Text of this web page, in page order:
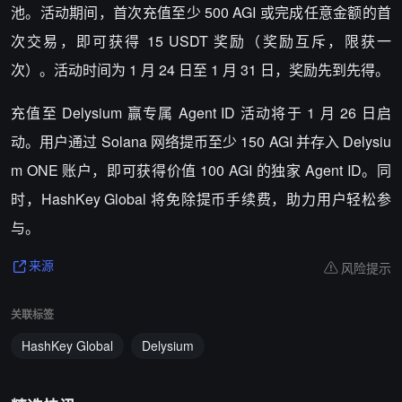
池。活动期间，首次充值至少 500 AGI 或完成任意金额的首
次交易，即可获得 15 USDT 奖励（奖励互斥，限获一
次）。活动时间为 1 月 24 日至 1 月 31 日，奖励先到先得。
充值至 Delysium 赢专属 Agent ID 活动将于 1 月 26 日启
动。用户通过 Solana 网络提币至少 150 AGI 并存入 Delysiu
m ONE 账户，即可获得价值 100 AGI 的独家 Agent ID。同
时，HashKey Global 将免除提币手续费，助力用户轻松参
与。
来源 风险提示
关联标签
HashKey Global Delysium